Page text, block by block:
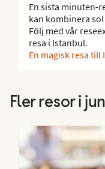
En sista minuten-
kan kombinera
Följ med vår
resa i Istanbul.
En magisk resa
Fler resor i